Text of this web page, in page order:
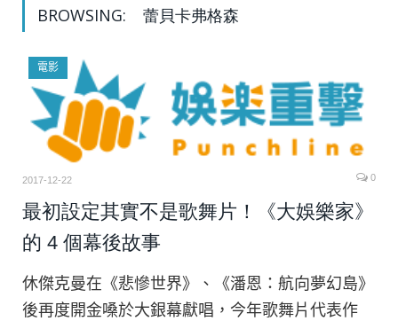
BROWSING: 蕾貝卡弗格森
電影
2017-12-22 0
最初設定其實不是歌舞片！《大娛樂家》
的 4 個幕後故事
休傑克曼在《悲慘世界》、《潘恩：航向夢幻島》
後再度開金嗓於大銀幕獻唱，今年歌舞片代表作